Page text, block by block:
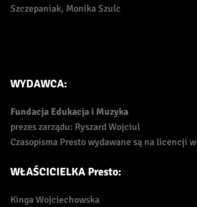
Szczepaniak, Monika Szulc
WYDAWCA:
Fundacja Edukacja i Muzyka
prezes zarządu: Ryszard Wojciul
Czasopisma Presto wydawane są na licencji
WŁAŚCICIELKA Presto:
Kinga Wojciechowska